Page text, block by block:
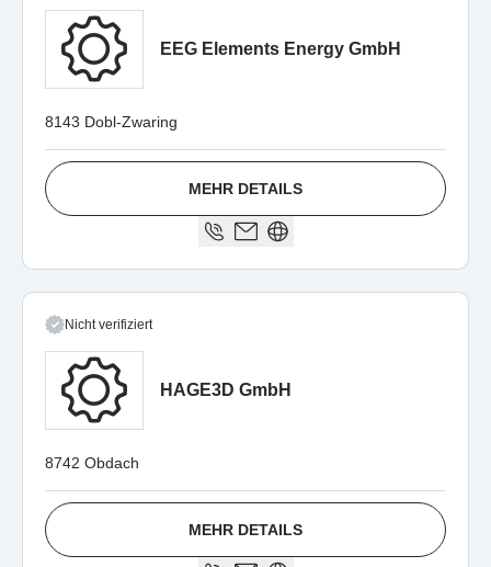
EEG Elements Energy GmbH
8143 Dobl-Zwaring
MEHR DETAILS
Nicht verifiziert
HAGE3D GmbH
8742 Obdach
MEHR DETAILS